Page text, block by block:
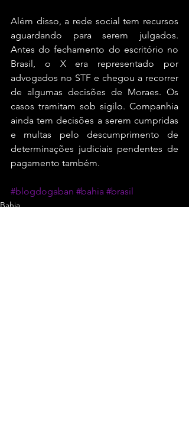
Além disso, a rede social tem recursos
aguardando para serem julgados.
Antes do fechamento do escritório no
Brasil, o X era representado por
advogados no STF e chegou a recorrer
de algumas decisões de Moraes. Os
casos tramitam sob sigilo. Companhia
ainda tem decisões a serem cumpridas
e multas pelo descumprimento de
determinações judiciais pendentes de
pagamento também.
#blogdogaban #bahia #brasil
Bahia